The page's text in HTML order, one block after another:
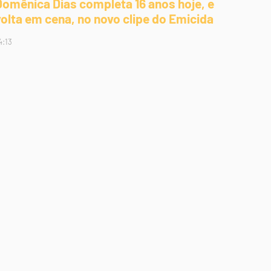
Dias completa 16 anos hoje, e
em cena, no novo clipe do Emicida